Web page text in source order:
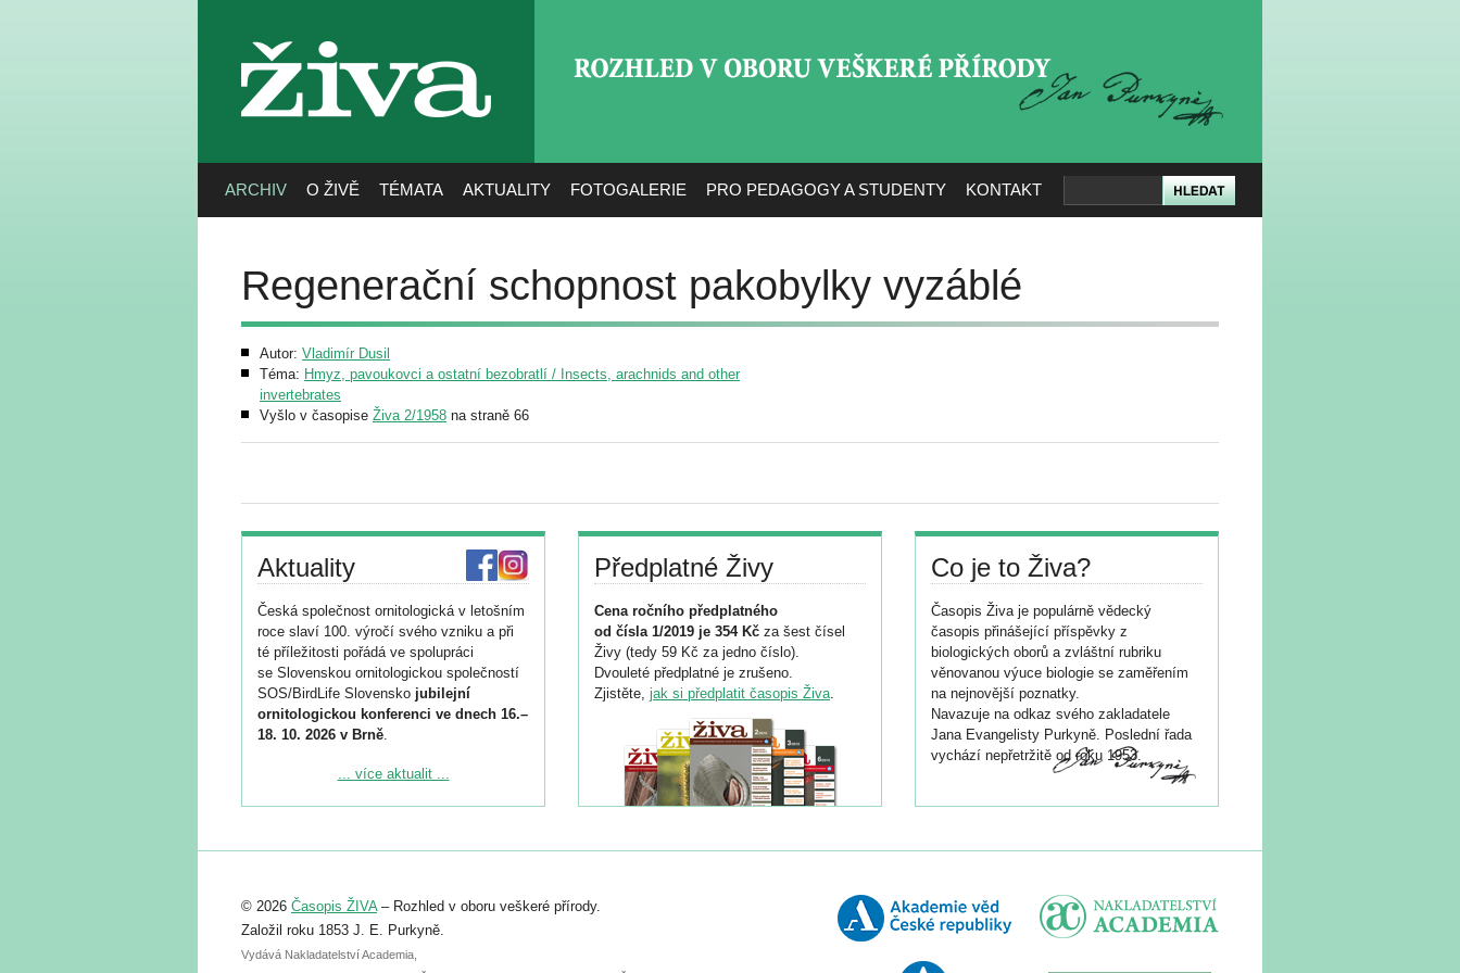
živa
ARCHIV O ŽIVĚ TÉMATA AKTUALITY FOTOGALERIE PRO PEDAGOGY A STUDENTY KONTAKT
Regenerační schopnost pakobylky vyzáblé
Autor: Vladimír Dusil
Téma: Hmyz, pavoukovci a ostatní bezobratlí / Insects, arachnids and other
invertebrates
Vyšlo v časopise Živa 2/1958 na straně 66
Aktuality
Česká společnost ornitologická v letošním
roce slaví 100. výročí svého vzniku a při
té příležitosti pořádá ve spolupráci
se Slovenskou ornitologickou společností
SOS/BirdLife Slovensko jubilejní
ornitologickou konferenci ve dnech 16.–
18. 10. 2026 v Brně.
Podrobnější informace ke konferenci
Registrovat se můžete do 6. září.
abstraktu přihlášené přednášky nebo
posteru je už 30. června.
... více aktualit ...
Předplatné Živy
Cena ročního předplatného
od čísla 1/2019 je 354 Kč za šest čísel
Živy (tedy 59 Kč za jedno číslo).
Dvouleté předplatné je zrušeno.
Zjistěte, jak si předplatit časopis Živa.
Co je to Živa?
Časopis Živa je populárně vědecký
časopis přinášející příspěvky z
biologických oborů a zvláštní rubriku
věnovanou výuce biologie se zaměřením
na nejnovější poznatky.
Navazuje na odkaz svého zakladatele
Jana Evangelisty Purkyně. Poslední řada
vychází nepřetržitě od roku 1953.
© 2026 Časopis ŽIVA– Rozhled v oboru veškeré přírody.
Založil roku 1853 J. E. Purkyně.
Vydává Nakladatelství Academia,